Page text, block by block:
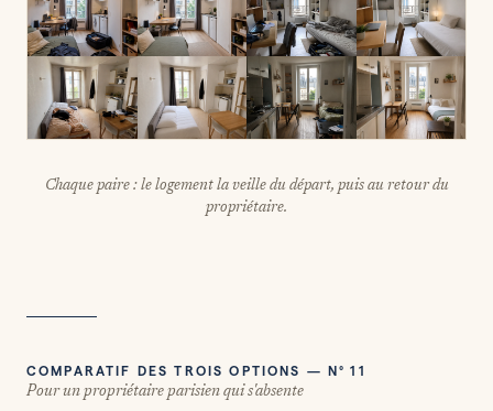
Chaque paire : le logement la veille du départ, puis au retour du
propriétaire.
COMPARATIF DES TROIS OPTIONS — N° 11
Pour un propriétaire parisien qui s'absente